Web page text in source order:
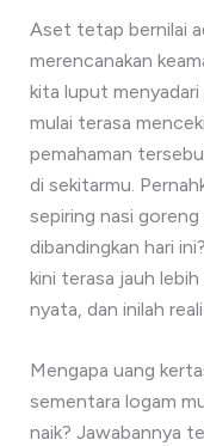
Aset tetap bernilai
merencanakan
kita luput
mulai terasa
pemahaman
di sekitarmu.
sepiring nasi
dibandingkan hari
kini terasa jauh
nyata, dan inilah
Mengapa uang
sementara logam
naik? Jawabannya